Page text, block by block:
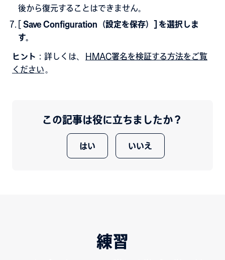
後から復元することはできません。
Save Configuration（設定を保存）] を選択しま
す。
ヒント ：詳しくは、
HMAC署名を検証する方法をご覧
ください 。
この記事は役に立ちましたか？
はい いいえ
練習